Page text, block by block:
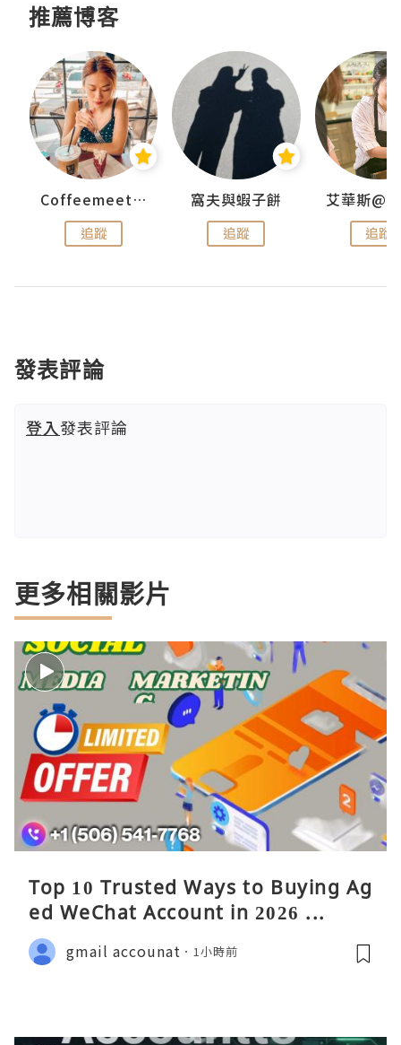
推薦博客
Coffeemeetjojo
追蹤
窩夫與蝦子餅
追蹤 追蹤
發表評論
登入發表評論
更多相關影片
Top 10 Trusted Ways to Buying Ag
ed WeChat Account in 2026 ...
gmail accounat 1小時前